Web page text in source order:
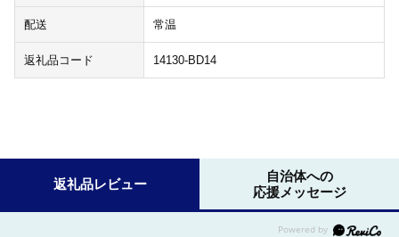
配送 常温
返礼品コード 14130-BD14
返礼品レビュー
自治体への
応援メッセージ